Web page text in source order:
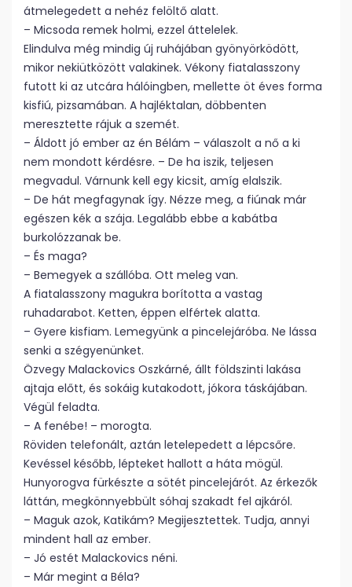
átmelegedett a nehéz felöltő alatt.
– Micsoda remek holmi, ezzel áttelelek.
Elindulva még mindig új ruhájában gyönyörködött,
mikor nekiütközött valakinek. Vékony fiatalasszony
futott ki az utcára hálóingben, mellette öt éves forma
kisfiú, pizsamában. A hajléktalan, döbbenten
meresztette rájuk a szemét.
– Áldott jó ember az én Bélám – válaszolt a nő a ki
nem mondott kérdésre. – De ha iszik, teljesen
megvadul. Várnunk kell egy kicsit, amíg elalszik.
– De hát megfagynak így. Nézze meg, a fiúnak már
egészen kék a szája. Legalább ebbe a kabátba
burkolózzanak be.
– És maga?
– Bemegyek a szállóba. Ott meleg van.
A fiatalasszony magukra borította a vastag
ruhadarabot. Ketten, éppen elfértek alatta.
– Gyere kisfiam. Lemegyünk a pincelejáróba. Ne lássa
senki a szégyenünket.
Özvegy Malackovics Oszkárné, állt földszinti lakása
ajtaja előtt, és sokáig kutakodott, jókora táskájában.
Végül feladta.
– A fenébe! – morogta.
Röviden telefonált, aztán letelepedett a lépcsőre.
Kevéssel később, lépteket hallott a háta mögül.
Hunyorogva fürkészte a sötét pincelejárót. Az érkezők
láttán, megkönnyebbült sóhaj szakadt fel ajkáról.
– Maguk azok, Katikám? Megijesztettek. Tudja, annyi
mindent hall az ember.
– Jó estét Malackovics néni.
– Már megint a Béla?